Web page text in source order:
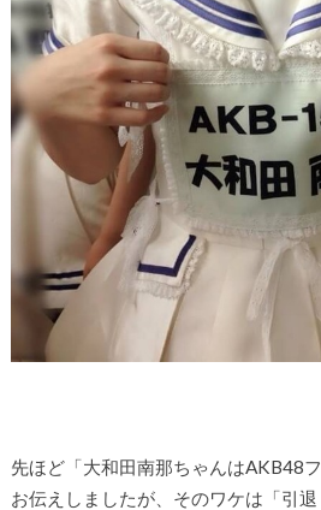
先ほど「大和田南那ちゃんはAKB48
お伝えしましたが、そのワケは「引